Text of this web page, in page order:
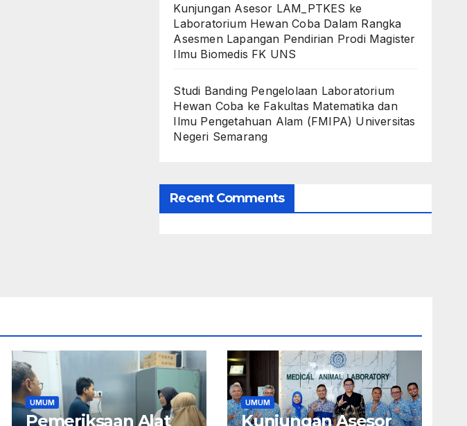
Kunjungan Asesor LAM_PTKES ke
Laboratorium Hewan Coba Dalam Rangka
Asesmen Lapangan Pendirian Prodi Magister
Ilmu Biomedis FK UNS
Studi Banding Pengelolaan Laboratorium
Hewan Coba ke Fakultas Matematika dan
Ilmu Pengetahuan Alam (FMIPA) Universitas
Negeri Semarang
Recent Comments
UMUM
Pemeriksaan Alat
UMUM
Kunjungan Asesor